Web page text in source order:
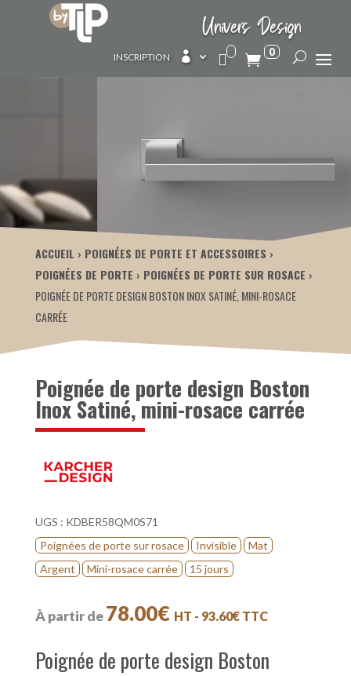
Univers Design
INSCRIPTION  0
ACCUEIL
POIGNÉES DE PORTE ET ACCESSOIRES
POIGNÉES DE PORTE
POIGNÉES DE PORTE SUR ROSACE
POIGNÉE DE PORTE DESIGN BOSTON INOX SATINÉ, MINI-ROSACE
CARRÉE
Poignée de porte design Boston
Inox Satiné, mini-rosace carrée
UGS : KDBER58QM0S71
Poignées de porte sur rosace
Invisible
Mat
Argent
Mini-rosace carrée 15 jours
À partir de78.00€ HT - 93.60€TTC
Poignée de porte design Boston